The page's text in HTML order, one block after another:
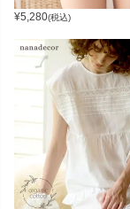
¥5,280(税込)